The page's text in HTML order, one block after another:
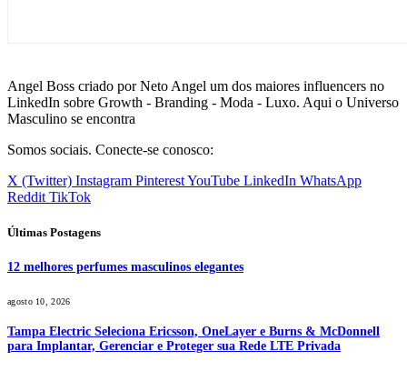
Angel Boss criado por Neto Angel um dos maiores influencers no
LinkedIn sobre Growth - Branding - Moda - Luxo. Aqui o Universo
Masculino se encontra
Somos sociais. Conecte-se conosco:
X (Twitter) Instagram PinterestYouTube LinkedIn WhatsApp
Reddit TikTok
Últimas Postagens
12 melhores perfumes masculinos elegantes
agosto 10, 2026
Tampa Electric Seleciona Ericsson, OneLayer e Burns & McDonnell
para Implantar, Gerenciar e Proteger sua Rede LTE Privada